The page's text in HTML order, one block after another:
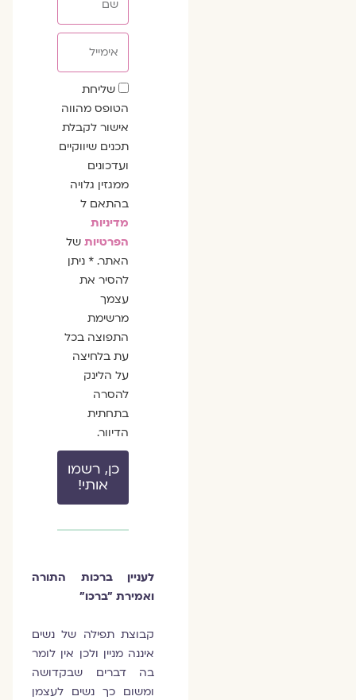
שדה
הסכמה
שליחת
הטופס מהווה
אישור לקבלת
תכנים שיווקיים
ועדכונים
ממגזין גלויה
בהתאם ל
מדיניות
הפרטיותשל
האתר. * ניתן
להסיר את
עצמך
מרשימת
התפוצה בכל
עת בלחיצה
על הלינק
להסרה
בתחתית
הדיוור.
כן, רשמו
אותי!
לעניין ברכות התורה
ואמירת "ברכו"
קבוצת תפילה של נשים
איננה מניין ולכן אין לומר
בה דברים שבקדושה
ומשום כך נשים לעצמן